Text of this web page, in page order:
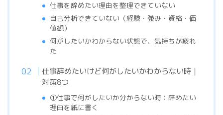
仕事を辞めたい理由を整理できていない
自己分析できていない（経験・強み・資格・価
値観）
何がしたいかわからない状態で、気持ちが疲れ
た
仕事辞めたいけど何がしたいかわからない時｜
対策8つ
①仕事で何がしたいか分からない時：辞めたい
理由を紙に書く